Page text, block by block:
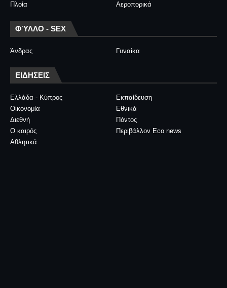
Πλοία
Αεροπορικά
ΦΎΛΛΟ - SEX
Άνδρας Γυναίκα
ΕΙΔΗΣΕΙΣ
Ελλάδα - Κύπρος
Εκπαίδευση
Οικονομία
Εθνικά
Διεθνή
Πόντος
Ο καιρός
Περιβάλλον Eco news
Αθλητικά